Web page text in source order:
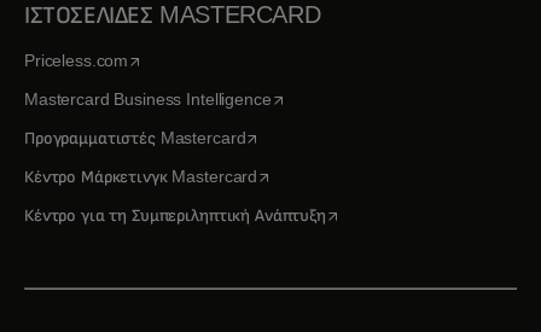
ΙΣΤΟΣΕΛΙΔΕΣ MASTERCARD
Priceless.comopens in a new tab
Mastercard Business Intelligenceopens in a new tab
Προγραμματιστές Mastercardopens in a new tab
Κέντρο Μάρκετινγκ Mastercardopens in a new tab
Κέντρο για τη Συμπεριληπτική Ανάπτυξηopens in a new tab